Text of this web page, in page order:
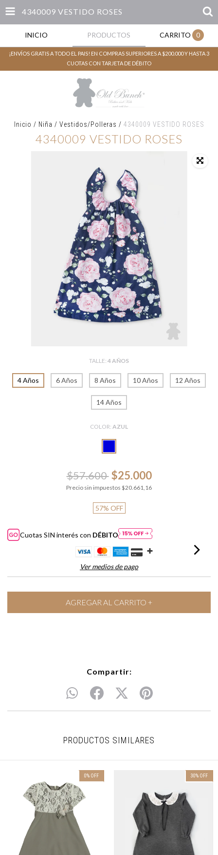
4340009 VESTIDO ROSES
INICIO PRODUCTOS CARRITO 0
¡ENVÍOS GRATIS A TODO EL PAIS! EN COMPRAS SUPERIORES A $200.000 Y HASTA 3
CUOTAS CON TARJETA DE DÉBITO
Inicio / Niña / Vestidos/Polleras / 4340009 VESTIDO ROSES
4340009 VESTIDO ROSES
TALLE: 4 AÑOS
4 Años 6 Años 8 Años 10 Años 12 Años
14 Años
COLOR: AZUL
$57.600 $25.000
Precio sin impuestos $20.661,16
57% OFF
Cuotas SIN interés con DÉBITO
Ver medios de pago
Compartir:
PRODUCTOS SIMILARES
0% OFF 30% OFF